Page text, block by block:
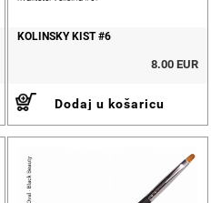
KOLINSKY KIST #6
8.00 EUR
Dodaj u košaricu